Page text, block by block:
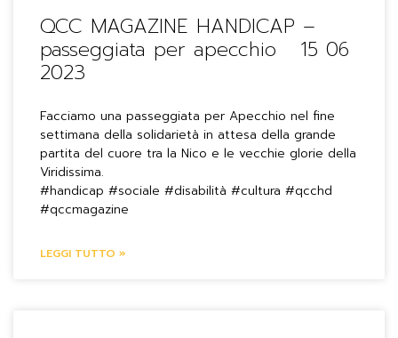
QCC MAGAZINE HANDICAP –
passeggiata per apecchio 15 06
2023
Facciamo una passeggiata per Apecchio nel fine
settimana della solidarietà in attesa della grande
partita del cuore tra la Nico e le vecchie glorie della
Viridissima.
#handicap #sociale #disabilità #cultura #qcchd
#qccmagazine
LEGGI TUTTO »